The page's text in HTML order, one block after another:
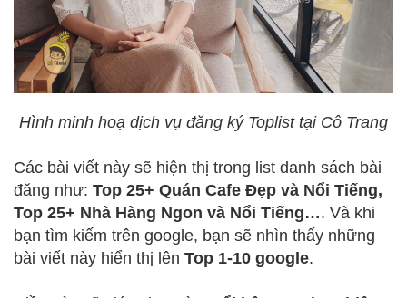
Hình minh hoạ dịch vụ đăng ký Toplist tại Cô Trang
Các bài viết này sẽ hiện thị trong list danh sách bài
đăng như: Top 25+ Quán Cafe Đẹp và Nổi Tiếng,
Top 25+ Nhà Hàng Ngon và Nổi Tiếng…. Và khi
bạn tìm kiếm trên google, bạn sẽ nhìn thấy những
bài viết này hiển thị lên Top 1-10 google.